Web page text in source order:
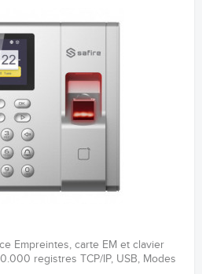
Empreintes, carte EM et clavier
registres TCP/IP, USB, Modes